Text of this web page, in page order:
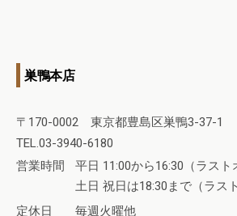
巣鴨本店
〒170-0002 東京都豊島区巣鴨3-37-1
TEL.03-3940-6180
営業時間
平日 11:00から16:30（ラスト
土日 祝日は18:30まで（ラス
定休日
毎週火曜他